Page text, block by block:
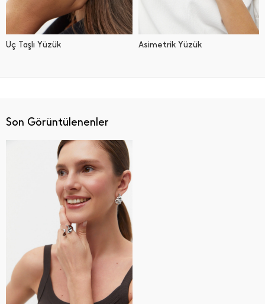
Üç Taşlı Yüzük Asimetrik Yüzük
Son Görüntülenenler